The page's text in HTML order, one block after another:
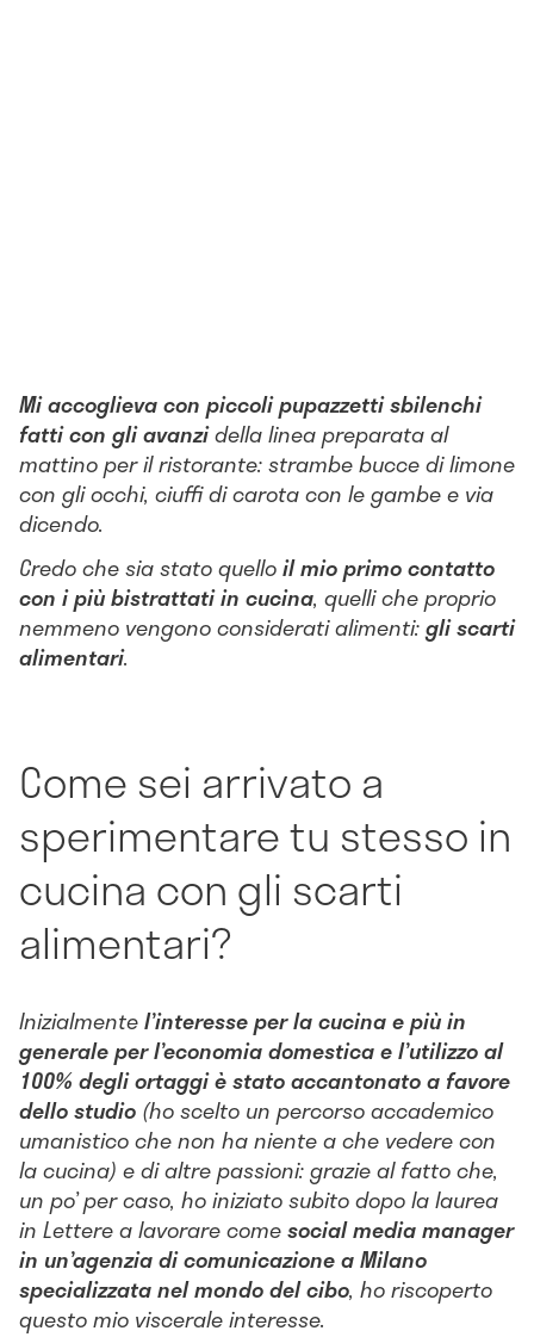
Mi accoglieva con piccoli pupazzetti sbilenchi
fatti con gli avanzidella linea preparata al
mattino per il ristorante: strambe bucce di limone
con gli occhi, ciuffi di carota con le gambe e via
dicendo.
Credo che sia stato quelloil mio primo contatto
con i più bistrattati in cucina, quelli che proprio
nemmeno vengono considerati alimenti:gli scarti
alimentari.
Come sei arrivato a
sperimentare tu stesso in
cucina con gli scarti
alimentari?
Inizialmentel’interesse per la cucina e più in
generale per l’economia domestica e l’utilizzo al
100% degli ortaggi è stato accantonato a favore
dello studio (ho scelto un percorso accademico
umanistico che non ha niente a che vedere con
la cucina) e di altre passioni: grazie al fatto che,
un po’ per caso, ho iniziato subito dopo la laurea
in Lettere a lavorare comesocial media manager
in un’agenzia di comunicazione a Milano
specializzata nel mondo del cibo, ho riscoperto
questo mio viscerale interesse.